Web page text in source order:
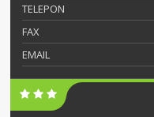
TELEPON
FAX
EMAIL